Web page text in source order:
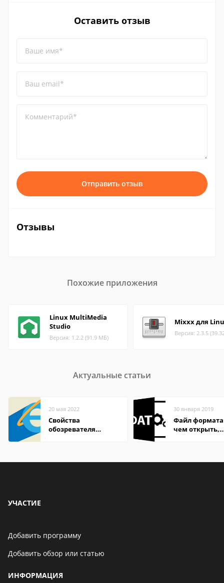
Оставить отзыв
Ваше имя*
Ваш email*
Комментарий*
Отправить отзыв
Отзывы
Похожие приложения
Linux MultiMedia
Studio
Версия: 1.2.2 (91.9 МБ)
Mixxx для
Версия: 2.3.5
Актуальные статьи
20 мая 2022
Свойства
обозревателя
30 января 2019
Файл формата
чем открыть,
УЧАСТИЕ
Добавить программу
Добавить обзор или статью
ИНФОРМАЦИЯ